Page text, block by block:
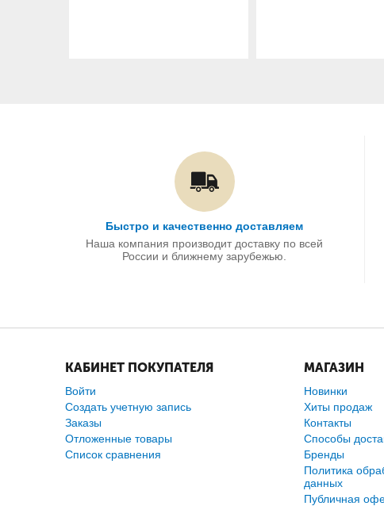
Быстро и качественно доставляем
Наша компания производит доставку по всей
России и ближнему зарубежью.
КАБИНЕТ ПОКУПАТЕЛЯ
Войти
Создать учетную запись
Заказы
Отложенные товары
Список сравнения
МАГАЗИН
Новинки
Хиты продаж
Контакты
Способы
Бренды
Политика
данных
Публичная